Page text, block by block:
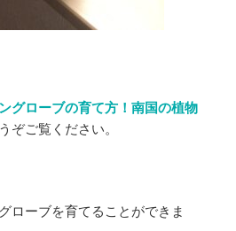
グローブの育て方！南国の植物
ぞご覧ください。
ローブを育てることができま